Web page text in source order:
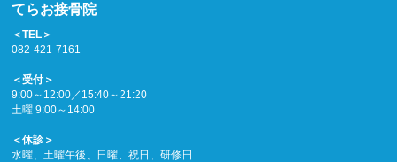
てらお接骨院
＜TEL＞
082-421-7161
＜受付＞
9:00～12:00／15:40～21:20
土曜 9:00～14:00
＜休診＞
水曜、土曜午後、日曜、祝日、研修日